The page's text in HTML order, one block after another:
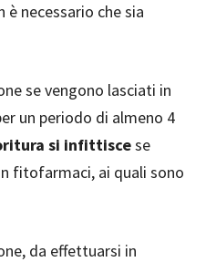
necessario che sia
se vengono lasciati in
un periodo di almeno 4
si infittiscese
fitofarmaci, ai quali sono
da effettuarsi in